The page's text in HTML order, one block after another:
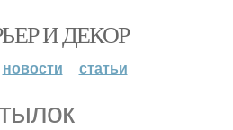
И ДЕКОР
новости статьи